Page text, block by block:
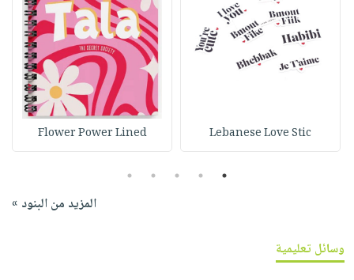
Lebanese Love Stic
Flower Power Lined
1
2
3
4
5
المزيد من البنود »
وسائل تعليمية